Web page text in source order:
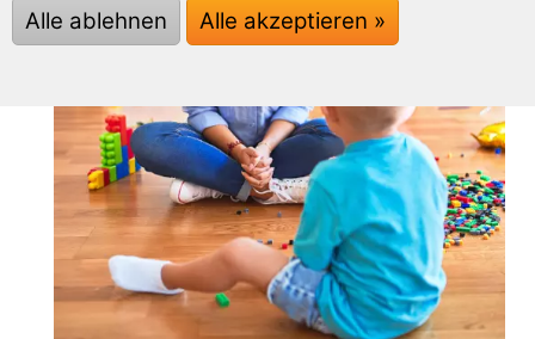
Alle ablehnen Alle akzeptieren »